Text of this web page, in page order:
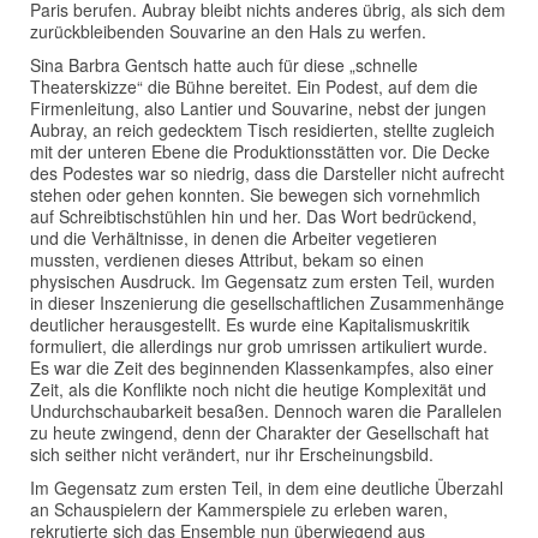
Paris berufen. Aubray bleibt nichts anderes übrig, als sich dem
zurückbleibenden Souvarine an den Hals zu werfen.
Sina Barbra Gentsch hatte auch für diese „schnelle
Theaterskizze“ die Bühne bereitet. Ein Podest, auf dem die
Firmenleitung, also Lantier und Souvarine, nebst der jungen
Aubray, an reich gedecktem Tisch residierten, stellte zugleich
mit der unteren Ebene die Produktionsstätten vor. Die Decke
des Podestes war so niedrig, dass die Darsteller nicht aufrecht
stehen oder gehen konnten. Sie bewegen sich vornehmlich
auf Schreibtischstühlen hin und her. Das Wort bedrückend,
und die Verhältnisse, in denen die Arbeiter vegetieren
mussten, verdienen dieses Attribut, bekam so einen
physischen Ausdruck. Im Gegensatz zum ersten Teil, wurden
in dieser Inszenierung die gesellschaftlichen Zusammenhänge
deutlicher herausgestellt. Es wurde eine Kapitalismuskritik
formuliert, die allerdings nur grob umrissen artikuliert wurde.
Es war die Zeit des beginnenden Klassenkampfes, also einer
Zeit, als die Konflikte noch nicht die heutige Komplexität und
Undurchschaubarkeit besaßen. Dennoch waren die Parallelen
zu heute zwingend, denn der Charakter der Gesellschaft hat
sich seither nicht verändert, nur ihr Erscheinungsbild.
Im Gegensatz zum ersten Teil, in dem eine deutliche Überzahl
an Schauspielern der Kammerspiele zu erleben waren,
rekrutierte sich das Ensemble nun überwiegend aus